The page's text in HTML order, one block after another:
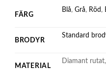
FÄRG
Blå,Grå, Röd ,
BRODYR
Standard
MATERIAL
Diamant